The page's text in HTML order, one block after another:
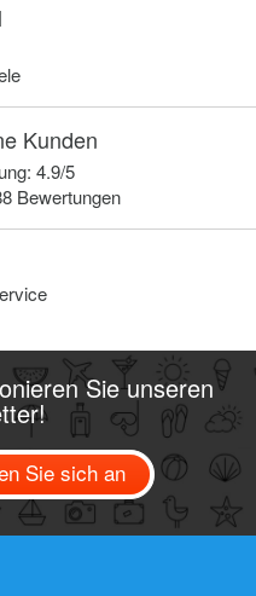
Kunden
4.9/5
Bewertungen
Sie unseren
Sie sich an